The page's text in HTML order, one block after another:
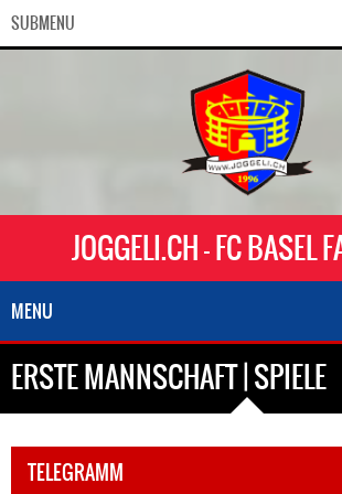
SUBMENU
JOGGELI.CH - FC BASEL
MENU
ERSTE MANNSCHAFT | SPIELE
TELEGRAMM